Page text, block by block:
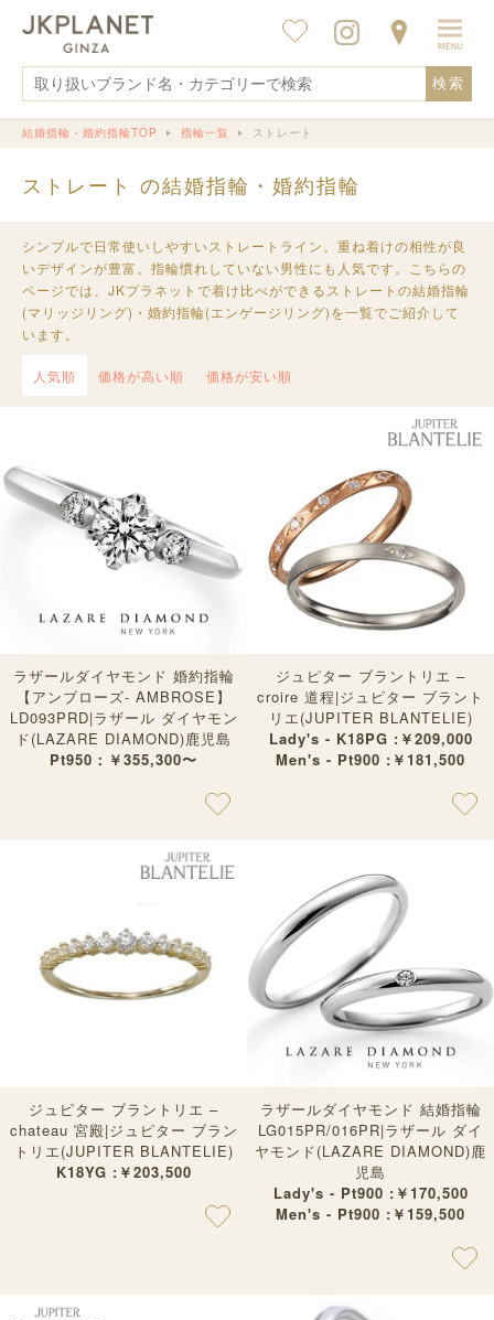
検索
結婚指輪・婚約指輪TOP 指輪一覧 ストレート
ストレート の結婚指輪・婚約指輪
シンプルで日常使いしやすいストレートライン。重ね着けの相性が良
いデザインが豊富。指輪慣れしていない男性にも人気です。こちらの
ページでは、JKプラネットで着け比べができるストレートの結婚指輪
(マリッジリング)・婚約指輪(エンゲージリング)を一覧でご紹介して
います。
人気順 価格が高い順 価格が安い順
ラザールダイヤモンド 婚約指輪
【アンブローズ- AMBROSE】
LD093PRD|ラザール ダイヤモン
ド(LAZARE DIAMOND)鹿児島
Pt950：￥355,300〜
ジュピター ブラントリエ –
croire 道程|ジュピター ブラント
リエ(JUPITER BLANTELIE)
Lady's - K18PG :￥209,000
Men's - Pt900 :￥181,500
ジュピター ブラントリエ –
chateau 宮殿|ジュピター ブラン
トリエ(JUPITER BLANTELIE)
K18YG :￥203,500
ラザールダイヤモンド 結婚指輪
LG015PR/016PR|ラザール ダイ
ヤモンド(LAZARE DIAMOND)鹿
児島
Lady's - Pt900 :￥170,500
Men's - Pt900 :￥159,500